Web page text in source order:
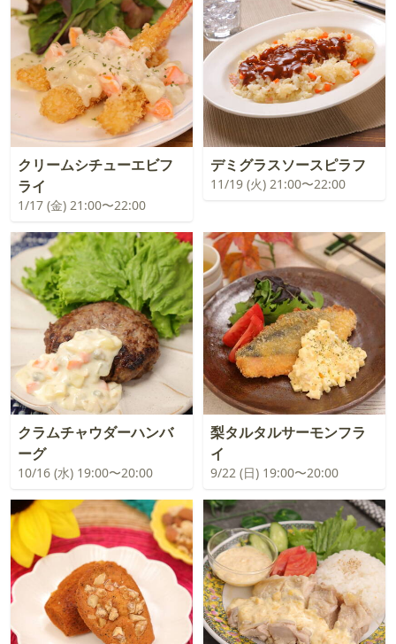
クリームシチューエビフ
ライ
1/17 (金) 21:00〜22:00
デミグラスソースピラフ
11/19 (火) 21:00〜22:00
クラムチャウダーハンバ
ーグ
10/16 (水) 19:00〜20:00
梨タルタルサーモンフラ
イ
9/22 (日) 19:00〜20:00